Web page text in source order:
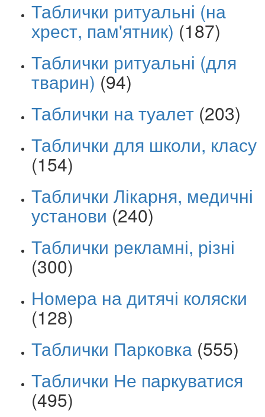
Таблички ритуальні (на
хрест, пам'ятник) (187)
Таблички ритуальні (для
тварин) (94)
Таблички на туалет (203)
Таблички для школи, класу
(154)
Таблички Лікарня, медичні
установи (240)
Таблички рекламні, різні
(300)
Номера на дитячі коляски
(128)
Таблички Парковка (555)
Таблички Не паркуватися
(495)